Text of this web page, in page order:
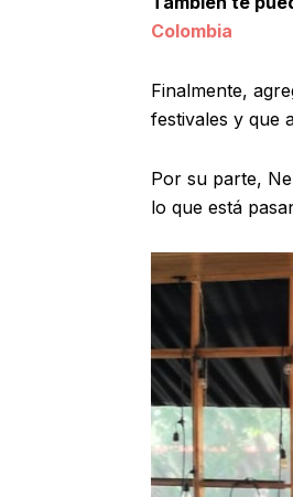
Colombia
Finalmente,
festivales y que
Por su parte,
lo que está